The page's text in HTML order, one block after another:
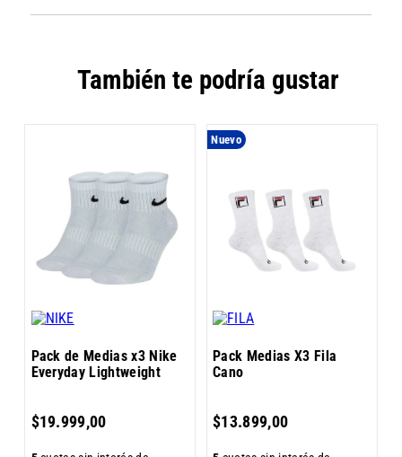
También te podría gustar
Pack de Medias x3 Nike
Everyday Lightweight
$19.999,00
Nuevo
Pack Medias X3 Fila
Cano
$13.899,00